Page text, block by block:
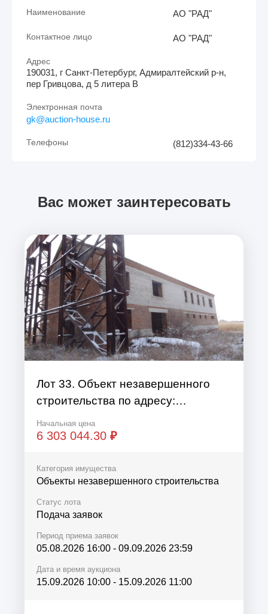
Наименование АО "РАД"
Контактное лицо АО "РАД"
Адрес
190031, г Санкт-Петербург, Адмиралтейский р-н,
пер Гривцова, д 5 литера В
Электронная почта
gk@auction-house.ru
Телефоны (812)334-43-66
Вас может заинтересовать
Лот 33. Объект незавершенного
строительства по адресу:
Новосибирская обл., г. Татарск, ул.
Славгородская.
Начальная цена
6 303 044.30 ₽
Категория имущества
Объекты незавершенного строительства
Статус лота
Подача заявок
Период приема заявок
05.08.2026 16:00 - 09.09.2026 23:59
Дата и время аукциона
15.09.2026 10:00 - 15.09.2026 11:00